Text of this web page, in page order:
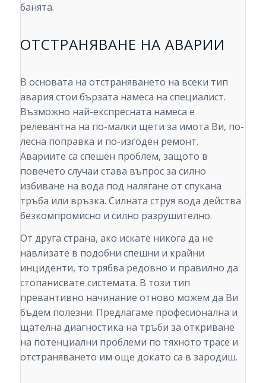
банята.
ОТСТРАНЯВАНЕ НА АВАРИИ
В основата на отстраняването на всеки тип
авария стои бързата намеса на специалист.
Възможно най-експресната намеса е
релевантна на по-малки щети за имота Ви, по-
лесна поправка и по-изгоден ремонт.
Авариите са спешен проблем, защото в
повечето случаи става въпрос за силно
избиване на вода под налягане от спукана
тръба или връзка. Силната струя вода действа
безкомпромисно и силно разрушително.
От друга страна, ако искате никога да не
навлизате в подобни спешни и крайни
инциденти, то трябва редовно и правилно да
стопанисвате системата. В този тип
превантивно начинание отново можем да Ви
бъдем полезни. Предлагаме професионална и
щателна диагностика на тръби за откриване
на потенциални проблеми по тяхното трасе и
отстраняването им още докато са в зародиш.